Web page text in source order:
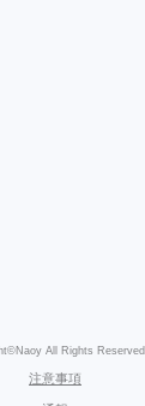
All Rights Reserved.
注意事項